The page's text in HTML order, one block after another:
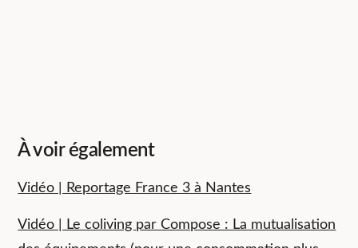
À voir également
Vidéo | Reportage France 3 à Nantes
Vidéo | Le coliving par Compose : La mutualisation